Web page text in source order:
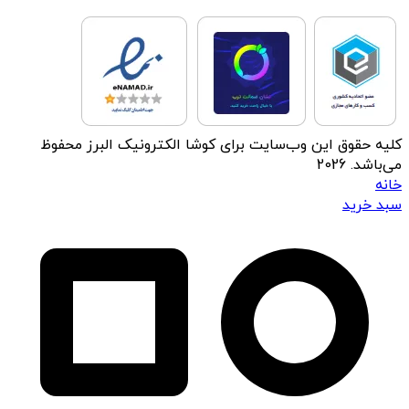
کلیه حقوق این وب‌سایت برای کوشا الکترونیک البرز محفوظ
می‌باشد. 2026
خانه
سبد خرید